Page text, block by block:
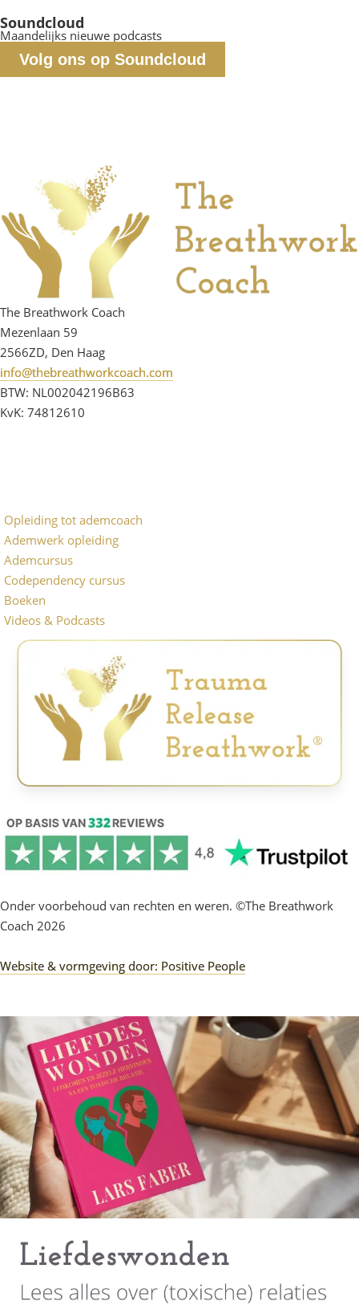
Soundcloud
Maandelijks nieuwe podcasts
Volg ons op Soundcloud
The Breathwork Coach
Mezenlaan 59
2566ZD, Den Haag
info@thebreathworkcoach.com
BTW: NL002042196B63
KvK: 74812610
Opleiding tot ademcoach
Ademwerk opleiding
Ademcursus
Codependency cursus
Boeken
Videos & Podcasts
Onder voorbehoud van rechten en weren. ©The Breathwork
Coach 2026
Website & vormgeving door: Positive People